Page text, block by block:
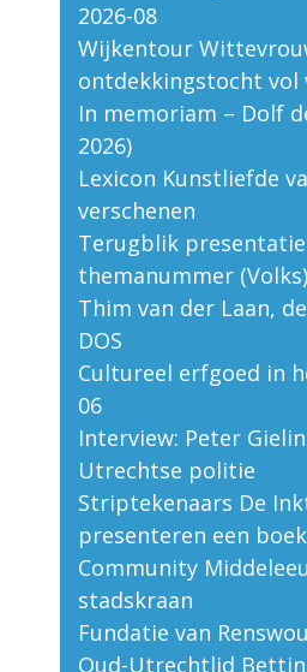
2026-08
Wijkentour
ontdekkingstocht vol
In memoriam – Dolf
2026)
Lexicon Kunstliefde
verschenen
Terugblik presentatie
themanummer
Thim van der Laan,
DOS
Cultureel erfgoed in
06
Interview: Peter
Utrechtse politie
Striptekenaars De
presenteren een
Community
stadskraan
Fundatie van
Oud-Utrechtlid